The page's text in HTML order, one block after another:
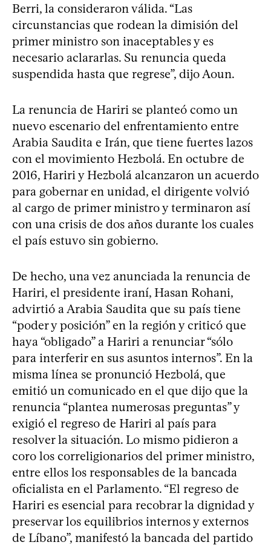
Berri, la consideraron válida. “Las
circunstancias que rodean la dimisión del
primer ministro son inaceptables y es
necesario aclararlas. Su renuncia queda
suspendida hasta que regrese”, dijo Aoun.
La renuncia de Hariri se planteó como un
nuevo escenario del enfrentamiento entre
Arabia Saudita e Irán, que tiene fuertes lazos
con el movimiento Hezbolá. En octubre de
2016, Hariri y Hezbolá alcanzaron un acuerdo
para gobernar en unidad, el dirigente volvió
al cargo de primer ministro y terminaron así
con una crisis de dos años durante los cuales
el país estuvo sin gobierno.
De hecho, una vez anunciada la renuncia de
Hariri, el presidente iraní, Hasan Rohani,
advirtió a Arabia Saudita que su país tiene
“poder y posición” en la región y criticó que
haya “obligado” a Hariri a renunciar “sólo
para interferir en sus asuntos internos”. En la
misma línea se pronunció Hezbolá, que
emitió un comunicado en el que dijo que la
renuncia “plantea numerosas preguntas” y
exigió el regreso de Hariri al país para
resolver la situación. Lo mismo pidieron a
coro los correligionarios del primer ministro,
entre ellos los responsables de la bancada
oficialista en el Parlamento. “El regreso de
Hariri es esencial para recobrar la dignidad y
preservar los equilibrios internos y externos
de Líbano”, manifestó la bancada del partido